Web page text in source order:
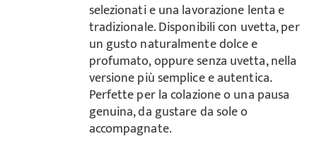
selezionati e una lavorazione lenta e
tradizionale. Disponibili con uvetta, per
un gusto naturalmente dolce e
profumato, oppure senza uvetta, nella
versione più semplice e autentica.
Perfette per la colazione o una pausa
genuina, da gustare da sole o
accompagnate.